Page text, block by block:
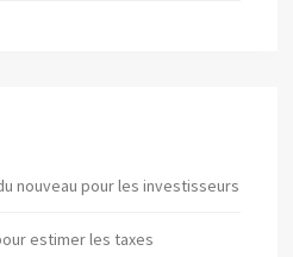
nouveau pour les investisseurs
estimer les taxes